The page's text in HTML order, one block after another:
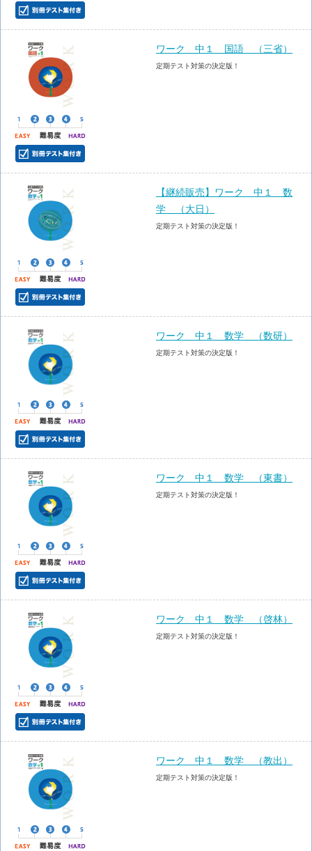
ワーク 中１ 国語 （三省）
定期テスト対策の決定版！
【継続販売】ワーク 中１ 数
学 （大日）
定期テスト対策の決定版！
ワーク 中１ 数学 （数研）
定期テスト対策の決定版！
ワーク 中１ 数学 （東書）
定期テスト対策の決定版！
ワーク 中１ 数学 （啓林）
定期テスト対策の決定版！
ワーク 中１ 数学 （教出）
定期テスト対策の決定版！